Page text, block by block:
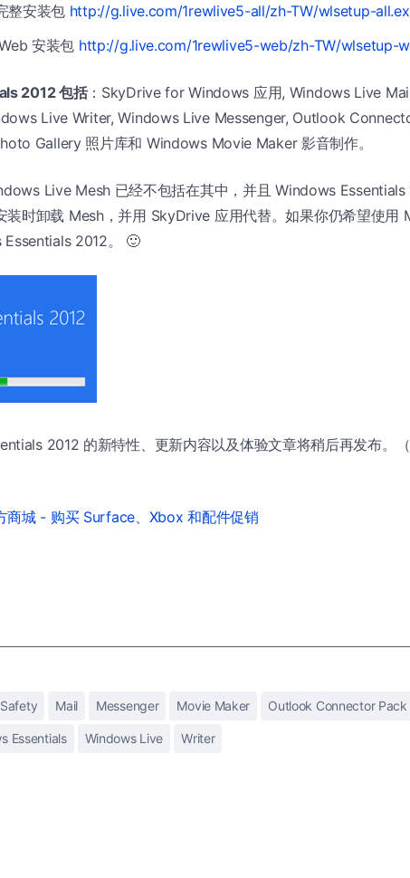
整安装包 http://g.live.com/1rewlive5-all/zh-TW/wlsetup-
安装包 http://g.live.com/1rewlive5-web/zh-TW/wlsetup-
2012 包括：SkyDrive for Windows 应用, Windows Live
Live Writer, Windows Live Messenger, Outlook
Gallery 照片库和 Windows Movie Maker 影音制作。
Live Mesh 已经不包括在其中，并且 Windows Essentials
装时卸载 Mesh，并用 SkyDrive 应用代替。如果你仍希望使用
2012。 🙂
2012 的新特性、更新内容以及体验文章将稍后再发布。
商城 - 购买 Surface、Xbox 和配件促销
Mail Messenger Movie Maker Outlook Connector Pack
Essentials Windows Live Writer